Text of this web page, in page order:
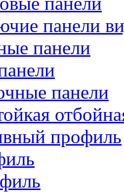
панели
панели
панели
профиль